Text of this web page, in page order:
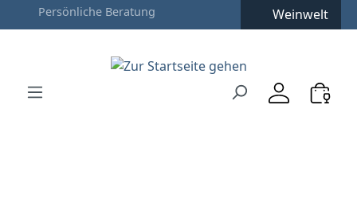
Zum Hauptinhalt springen
Zur Hauptnavigation springen
Weinwelt